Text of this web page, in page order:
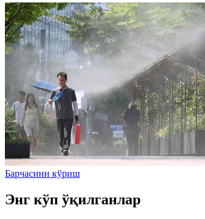
Барчасини кўриш
Энг кўп ўқилганлар